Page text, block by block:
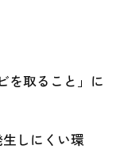
を取ること」に
しにくい環